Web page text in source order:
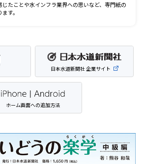
たことや水インフラ業界への思いなど、専門紙の
す。
日本水道新聞社 企業サイト
ホーム画面への追加方法